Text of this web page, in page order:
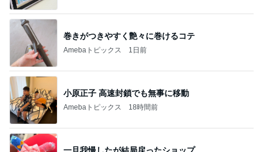
巻きがつきやすく艶々に巻けるコテ
Amebaトピックス 1日前
小原正子 高速封鎖でも無事に移動
Amebaトピックス 18時間前
一旦我慢したが結局戻ったショップ